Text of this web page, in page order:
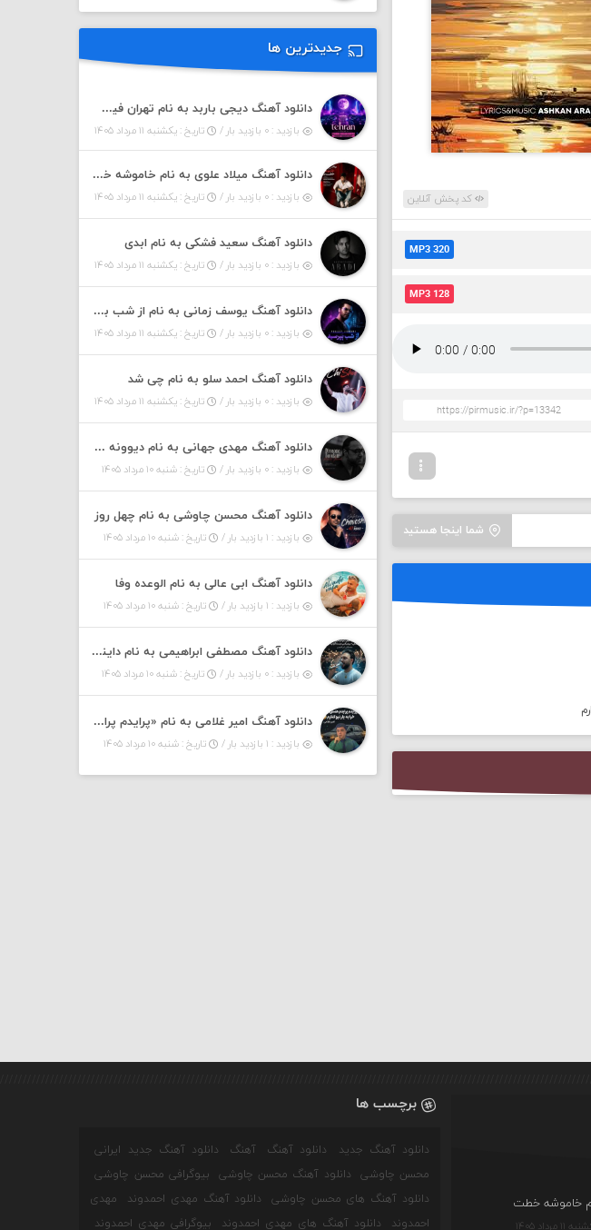
کد پخش آنلاین
MP3 320
MP3 128
شما اینجا هستید
جدیدترین ها
دانلود آهنگ دیجی باربد به نام تهران فیت ۵۵ (پادکست)
بازدید : ۰ بازدید بار / تاریخ : یکشنبه ۱۱ مرداد ۱۴۰۵
دانلود آهنگ میلاد علوی به نام خاموشه خطت
بازدید : ۰ بازدید بار / تاریخ : یکشنبه ۱۱ مرداد ۱۴۰۵
دانلود آهنگ سعید فشکی به نام ابدی
بازدید : ۰ بازدید بار / تاریخ : یکشنبه ۱۱ مرداد ۱۴۰۵
دانلود آهنگ یوسف زمانی به نام از شب بپرسین میگه چه روزگاری دارم
بازدید : ۰ بازدید بار / تاریخ : یکشنبه ۱۱ مرداد ۱۴۰۵
دانلود آهنگ احمد سلو به نام چی شد
بازدید : ۰ بازدید بار / تاریخ : یکشنبه ۱۱ مرداد ۱۴۰۵
دانلود آهنگ مهدی جهانی به نام دیوونه بودم
بازدید : ۰ بازدید بار / تاریخ : شنبه ۱۰ مرداد ۱۴۰۵
دانلود آهنگ محسن چاوشی به نام چهل روز
بازدید : ۱ بازدید بار / تاریخ : شنبه ۱۰ مرداد ۱۴۰۵
دانلود آهنگ ابی عالی به نام الوعده وفا
بازدید : ۱ بازدید بار / تاریخ : شنبه ۱۰ مرداد ۱۴۰۵
دانلود آهنگ مصطفی ابراهیمی به نام داینی داینی جونم قربون پنج تیر پرونم
بازدید : ۰ بازدید بار / تاریخ : شنبه ۱۰ مرداد ۱۴۰۵
دانلود آهنگ امیر غلامی به نام «پرایدم پرایدم همش خرابه یار نیو کنارم دیگه پولی نداروم (ریمیکس اینستاگرام)»
بازدید : ۱ بازدید بار / تاریخ : شنبه ۱۰ مرداد ۱۴۰۵
خاموشه خطت
۱۴۰۵
برچسب ها
دانلود آهنگ جدید دانلود آهنگ آهنگ
دانلود آهنگ جدید ایرانی
محسن چاوشی
دانلود آهنگ محسن چاوشی
بیوگرافی محسن چاوشی
دانلود آهنگ های محسن چاوشی
دانلود آهنگ مهدی احمدوند
مهدی
احمدوند
دانلود آهنگ های مهدی احمدوند بیوگرافی مهدی احمدوند